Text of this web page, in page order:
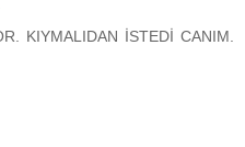
KIYMALIDAN İSTEDİ CANIM.